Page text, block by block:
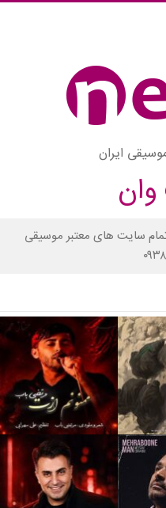
ایران
سایت های معتبر موسیقی
۶۹۲